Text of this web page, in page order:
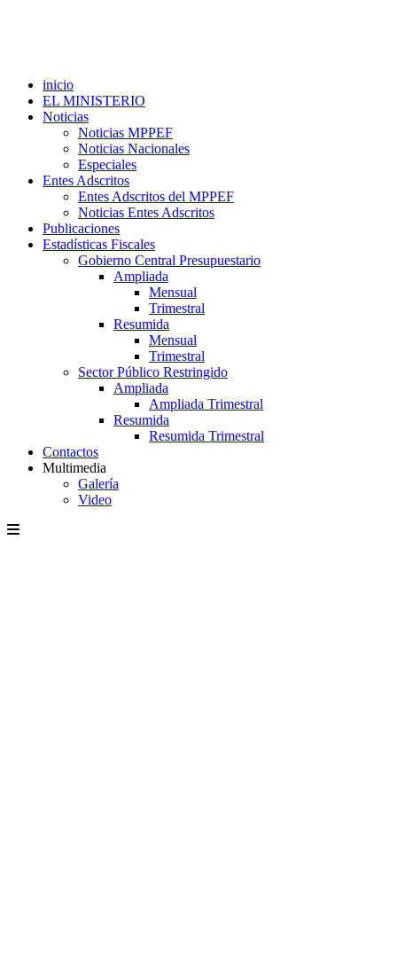
inicio
EL MINISTERIO
Noticias
Noticias MPPEF
Noticias Nacionales
Especiales
Entes Adscritos
Entes Adscritos del MPPEF
Noticias Entes Adscritos
Publicaciones
Estadísticas Fiscales
Gobierno Central Presupuestario
Ampliada
Mensual
Trimestral
Resumida
Mensual
Trimestral
Sector Público Restringido
Ampliada
Ampliada Trimestral
Resumida
Resumida Trimestral
Contactos
Multimedia
Galería
Video